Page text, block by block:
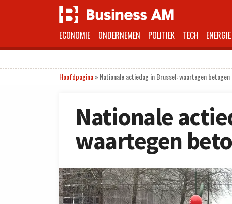
ECONOMIE ONDERNEMEN POLITIEK TECH ENERGIE
Hoofdpagina» Nationale actiedag in Brussel: waartegen betogen
Nationale
waartegen